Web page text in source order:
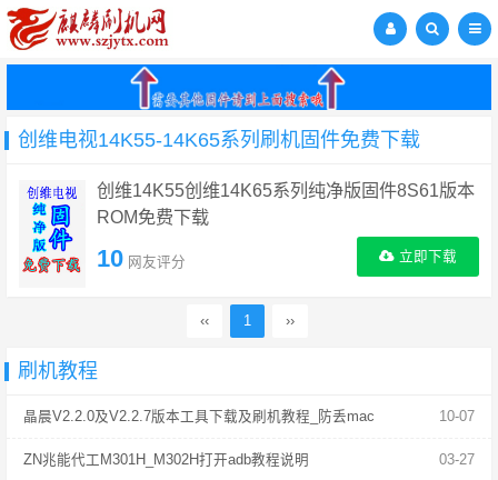
创维电视14K55-14K65系列刷机固件免费下载
创维14K55创维14K65系列纯净版固件8S61版本
ROM免费下载
10 网友评分 立即下载
‹‹ 1 ››
刷机教程
10-07
晶晨V2.2.0及V2.2.7版本工具下载及刷机教程_防丢mac
03-27
ZN兆能代工M301H_M302H打开adb教程说明